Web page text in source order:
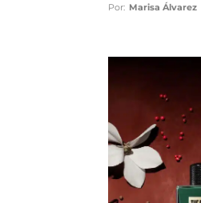
Por: Marisa Álvarez